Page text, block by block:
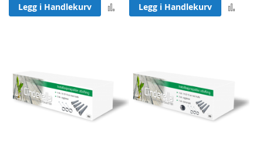
Legg i Handlekurv Legg til sammenligning
Legg i Handlekurv